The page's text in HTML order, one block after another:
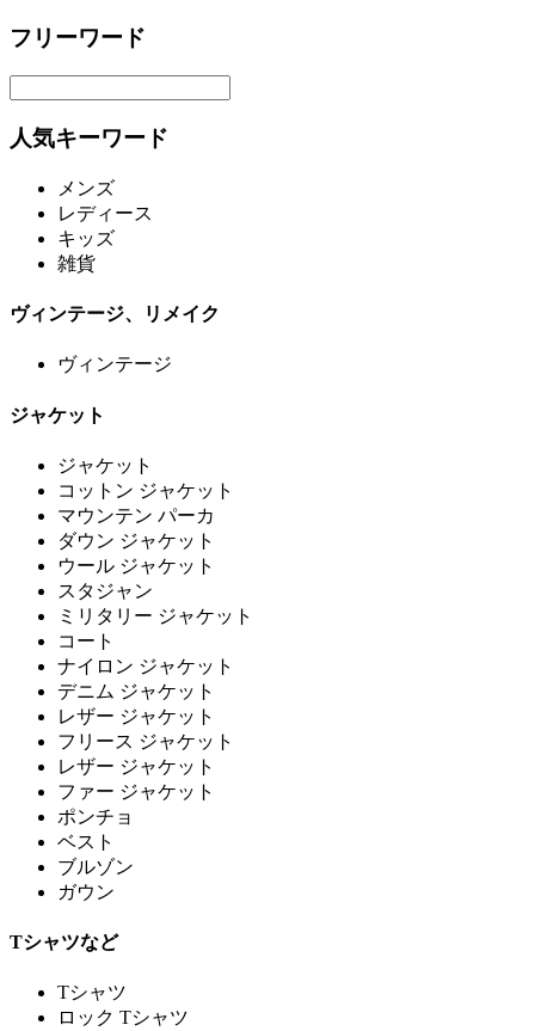
フリーワード
人気キーワード
メンズ
レディース
キッズ
雑貨
ヴィンテージ、リメイク
ヴィンテージ
ジャケット
ジャケット
コットン ジャケット
マウンテン パーカ
ダウン ジャケット
ウール ジャケット
スタジャン
ミリタリー ジャケット
コート
ナイロン ジャケット
デニム ジャケット
レザー ジャケット
フリース ジャケット
レザー ジャケット
ファー ジャケット
ポンチョ
ベスト
ブルゾン
ガウン
Tシャツなど
Tシャツ
ロック Tシャツ